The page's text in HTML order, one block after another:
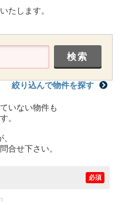
たします。
絞り込んで物件を探す
いない物件も
。
合せ下さい。
必須